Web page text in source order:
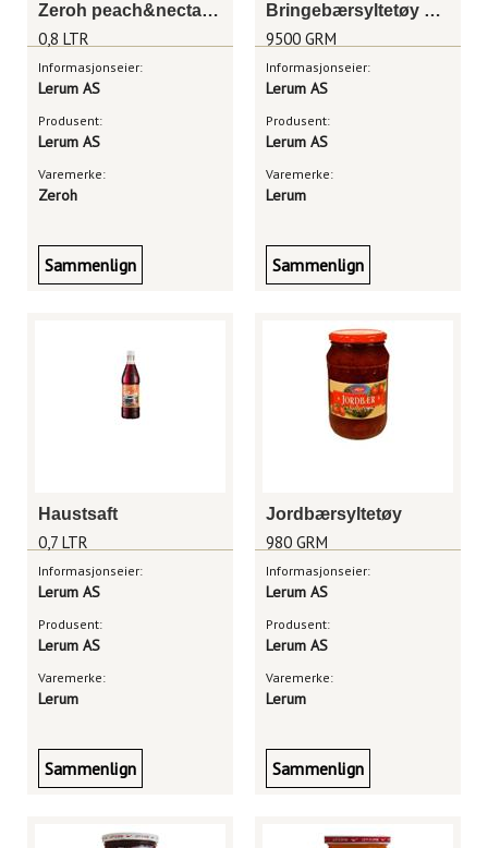
Zeroh peach&nectar 0,8 liter
0,8 LTR
Informasjonseier:
Lerum AS
Produsent:
Lerum AS
Varemerke:
Zeroh
Sammenlign
Bringebærsyltetøy 9,5 kg
9500 GRM
Informasjonseier:
Lerum AS
Produsent:
Lerum AS
Varemerke:
Lerum
Sammenlign
Haustsaft
0,7 LTR
Informasjonseier:
Lerum AS
Produsent:
Lerum AS
Varemerke:
Lerum
Sammenlign
Jordbærsyltetøy
980 GRM
Informasjonseier:
Lerum AS
Produsent:
Lerum AS
Varemerke:
Lerum
Sammenlign